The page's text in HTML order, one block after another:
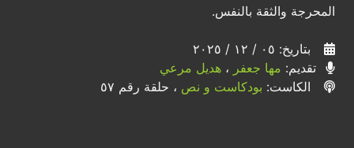
المحرجة والثقة بالنفس.
بتاريخ: ٠٥ / ١٢ / ٢٠٢٥
تقديم: مها جعفر ، هديل مرعي
الكاست: بودكاست و نص ، حلقة رقم ٥٧